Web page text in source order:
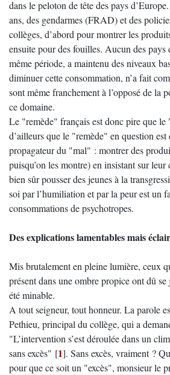
dans le peloton de tête des pays
ans, des gendarmes (FRAD) et des
collèges, d’abord pour montrer les
ensuite pour des fouilles. Aucun des pays
même période, a maintenu des niveaux
diminuer cette consommation, n’a fait
sont même franchement à l’opposé de la
ce domaine.
Le "remède" français est donc pire que le
d’ailleurs que le "remède" en question
propagateur du "mal" : montrer des
puisqu’on les montre) en insistant sur leur
bien sûr pousser des jeunes à la
soi par l’humiliation et par la peur est un
consommations de psychotropes.
Des explications lamentables mais
Mis brutalement en pleine lumière, ceux
présent dans une ombre propice ont dû
été minable.
A tout seigneur, tout honneur. La parole
Pethieu, principal du collège, qui a
"L’intervention s’est déroulée dans un
sans excès" [1]. Sans excès, vraiment ?
pour que ce soit un "excès", monsieur le